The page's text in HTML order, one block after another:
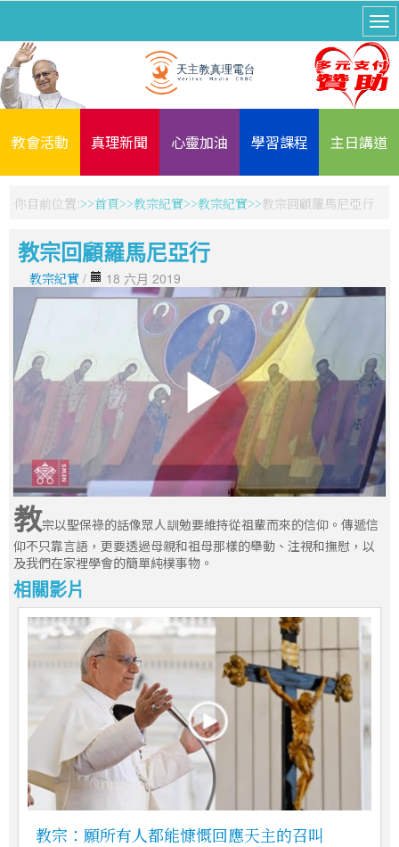
教會活動 真理新聞 心靈加油 學習課程 主日講道
你目前位置: 首頁 教宗紀實 教宗紀實 教宗回顧羅馬尼亞行
教宗回顧羅馬尼亞行
教宗紀實 / 18 六月 2019
教宗以聖保祿的話像眾人訓勉要維持從祖輩而來的信仰。傳遞信
仰不只靠言語，更要透過母親和祖母那樣的舉動、注視和撫慰，以
及我們在家裡學會的簡單純樸事物。
相關影片
教宗：願所有人都能慷慨回應天主的召叫